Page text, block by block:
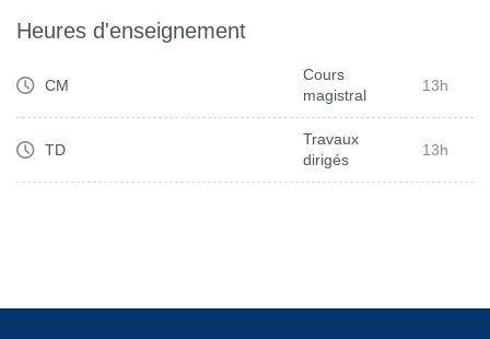
Heures d'enseignement
CM
Cours
magistral
13h
TD
Travaux
dirigés
13h